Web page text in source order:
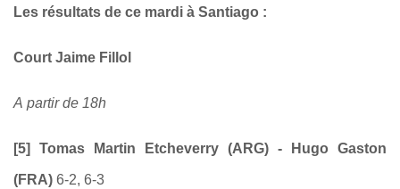
Les résultats de ce mardi à Santiago :
Court Jaime Fillol
A partir de 18h
[5] Tomas Martin Etcheverry (ARG) - Hugo Gaston
(FRA) 6-2, 6-3